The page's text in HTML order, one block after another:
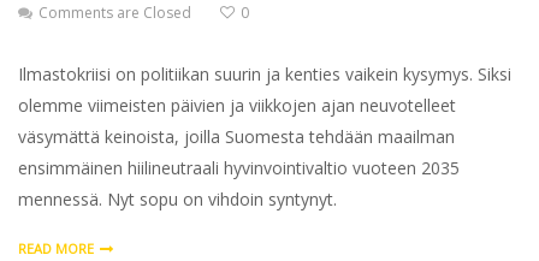
Comments are Closed
0
Ilmastokriisi on politiikan suurin ja kenties vaikein kysymys. Siksi
olemme viimeisten päivien ja viikkojen ajan neuvotelleet
väsymättä keinoista, joilla Suomesta tehdään maailman
ensimmäinen hiilineutraali hyvinvointivaltio vuoteen 2035
mennessä. Nyt sopu on vihdoin syntynyt.
READ MORE